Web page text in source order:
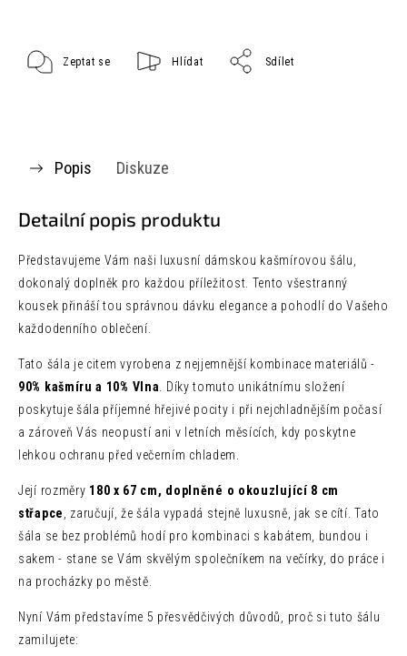
Zeptat se Hlídat Sdílet
Popis Diskuze
Detailní popis produktu
Představujeme Vám naši luxusní dámskou kašmírovou šálu,
dokonalý doplněk pro každou příležitost. Tento všestranný
kousek přináší tou správnou dávku elegance a pohodlí do Vašeho
každodenního oblečení.
Tato šála je citem vyrobena z nejjemnější kombinace materiálů -
90% kašmíru a 10% Vlna . Díky tomuto unikátnímu složení
poskytuje šála příjemné hřejivé pocity i při nejchladnějším počasí
a zároveň Vás neopustí ani v letních měsících, kdy poskytne
lehkou ochranu před večerním chladem.
Její rozměry 180 x 67 cm, doplněné o okouzlující 8 cm
střapce
, zaručují, že šála vypadá stejně luxusně, jak se cítí. Tato
šála se bez problémů hodí pro kombinaci s kabátem, bundou i
sakem - stane se Vám skvělým společníkem na večírky, do práce i
na procházky po městě.
Nyní Vám představíme 5 přesvědčivých důvodů, proč si tuto šálu
zamilujete: